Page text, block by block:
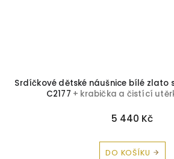
Srdíčkové dětské náušnice bílé zlato
C2177 + krabička a čistící
5 440 Kč
DO KOŠÍKU